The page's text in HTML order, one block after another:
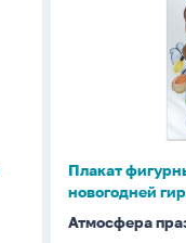
Плакат
новогодней
Атмосфера